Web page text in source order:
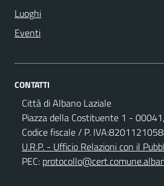
Luoghi
Eventi
CONTATTI
Città di Albano Laziale
Piazza della Costituente 1 -
Codice fiscale / P.
U.R.P. - Ufficio Relazioni con il
PEC: